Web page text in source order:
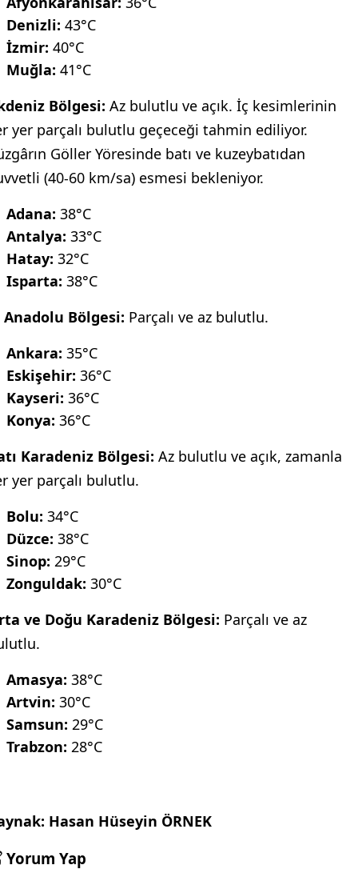
Denizli: 43°C
İzmir: 40°C
Muğla: 41°C
Bölgesi: Az bulutlu ve açık. İç kesimlerinin
yer parçalı bulutlu geçeceği tahmin ediliyor.
Göller Yöresinde batı ve kuzeybatıdan
(40-60 km/sa) esmesi bekleniyor.
Adana: 38°C
Antalya: 33°C
Hatay: 32°C
Isparta: 38°C
Anadolu Bölgesi: Parçalı ve az bulutlu.
Ankara: 35°C
Eskişehir: 36°C
Kayseri: 36°C
Konya: 36°C
Karadeniz Bölgesi: Az bulutlu ve açık, zamanla
yer parçalı bulutlu.
Bolu: 34°C
Düzce: 38°C
Sinop: 29°C
Zonguldak: 30°C
ve Doğu Karadeniz Bölgesi: Parçalı ve az
Amasya: 38°C
Artvin: 30°C
Samsun: 29°C
Trabzon: 28°C
Hasan Hüseyin ÖRNEK
Yorum Yap